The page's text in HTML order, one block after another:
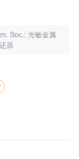
Soc.: 光敏金属
原